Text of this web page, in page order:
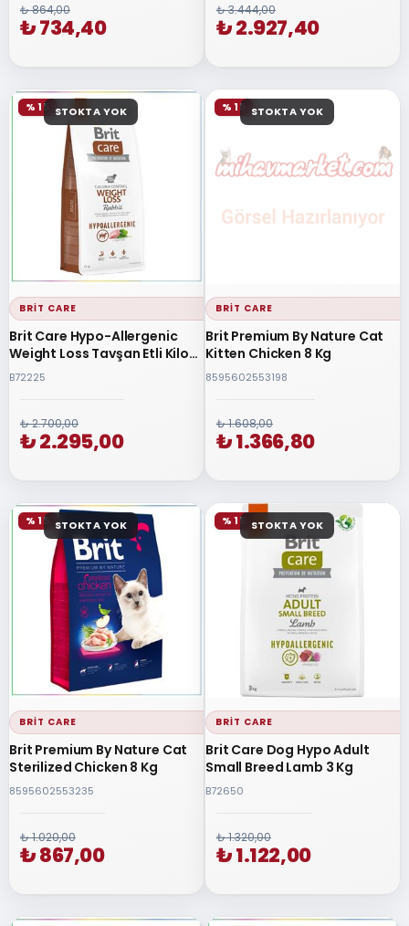
₺ 864,00
₺ 734,40
₺ 3.444,00
₺ 2.927,40
STOKTA YOK
BRIT CARE
Brit Care Hypo-Allergenic
Weight Loss Tavşan Etli Kilo
Dengeleyici Yetişkin Köpek
B72225
% 15
₺ 2.700,00
₺ 2.295,00
STOKTA YOK
BRIT CARE
Brit Premium By Nature Cat
Kitten Chicken 8 Kg
8595602553198
% 15
₺ 1.608,00
₺ 1.366,80
STOKTA YOK
BRIT CARE
Brit Premium By Nature Cat
Sterilized Chicken 8 Kg
8595602553235
% 15
₺ 1.020,00
₺ 867,00
STOKTA YOK
BRIT CARE
Brit Care Dog Hypo Adult
Small Breed Lamb 3 Kg
B72650
% 15
₺ 1.320,00
₺ 1.122,00